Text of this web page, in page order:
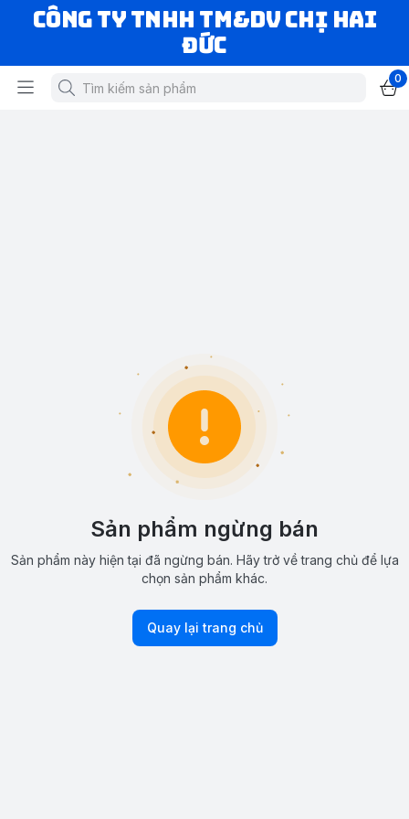
CÔNG TY TNHH TM&DV CHỊ HAI
ĐỨC
0
Sản phẩm ngừng bán
Sản phẩm này hiện tại đã ngừng bán. Hãy trở về trang chủ để lựa
chọn sản phẩm khác.
Quay lại trang chủ